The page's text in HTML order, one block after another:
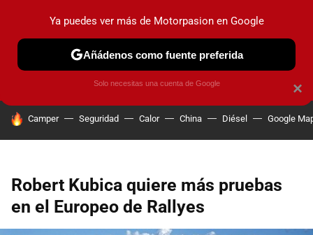
PRUEBAS COCHES ELÉCTRICOS OBSERVATORIO
HOY SE HABLA DE
Camper Seguridad Calor China Diésel Google
Robert Kubica quiere más pruebas
en el Europeo de Rallyes
×
Ya puedes ver más de Motorpasion en Google
Añádenos como fuente preferida
Solo necesitas una cuenta de Google